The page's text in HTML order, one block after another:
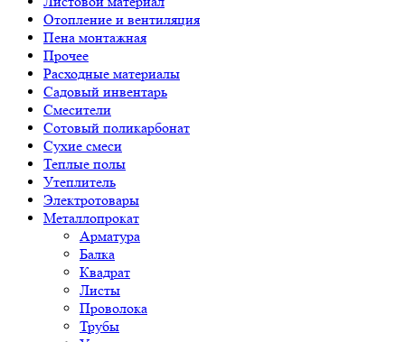
Отопление и вентиляция
Пена монтажная
Прочее
Расходные материалы
Садовый инвентарь
Смесители
Сотовый поликарбонат
Сухие смеси
Теплые полы
Утеплитель
Электротовары
Металлопрокат
Арматура
Балка
Квадрат
Листы
Проволока
Трубы